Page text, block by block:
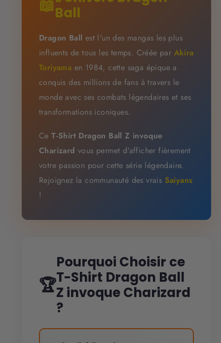
📖Ball
Dragon Ball est l'un des mangas les plus
influents de tous les temps. Créée par Akira
Toriyama en 1984, cette saga épique a
conquis des millions de fans à travers le
monde avec ses combats légendaires et ses
transformations iconiques.
CeT-Shirt Dragon Ball Z invoque
Charizard vous permet d'afficher fièrement
votre passion pour cette série légendaire.
Rejoignez la communauté des vrais Saiyans
!
🏆
Pourquoi Choisir ce
T-Shirt Dragon Ball
Z invoque Charizard
?